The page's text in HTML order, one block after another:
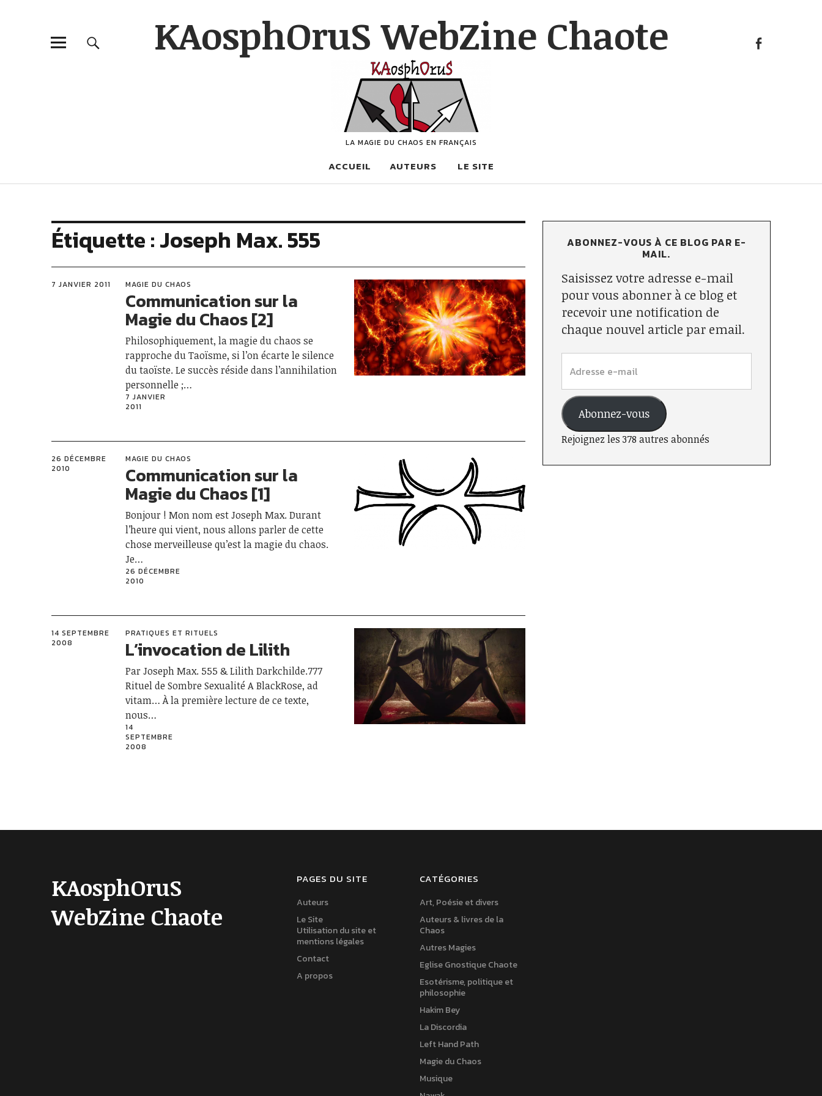
KAosphOruS WebZine Chaote
LA MAGIE DU CHAOS EN FRANÇAIS
ACCUEIL AUTEURS LE SITE
Étiquette :Joseph Max. 555
7 JANVIER 2011 MAGIE DU CHAOS
Communication sur la
Magie du Chaos [2]
Philosophiquement, la magie du chaos se
rapproche du Taoïsme, si l’on écarte le silence
du taoïste. Le succès réside dans l’annihilation
personnelle ;…
7 JANVIER
2011
26 DÉCEMBRE
2010
MAGIE DU CHAOS
Communication sur la
Magie du Chaos [1]
Bonjour ! Mon nom est Joseph Max. Durant
l’heure qui vient, nous allons parler de cette
chose merveilleuse qu’est la magie du chaos.
Je…
26 DÉCEMBRE
2010
14 SEPTEMBRE
2008
PRATIQUES ET RITUELS
L’invocation de Lilith
Par Joseph Max. 555 & Lilith Darkchilde.777
Rituel de Sombre Sexualité A BlackRose, ad
vitam… À la première lecture de ce texte,
nous…
14
SEPTEMBRE
2008
ABONNEZ-VOUS À CE BLOG PAR E-
MAIL.
Saisissez votre adresse e-mail
pour vous abonner à ce blog et
recevoir une notification de
chaque nouvel article par email.
Abonnez-vous
Rejoignez les 378 autres abonnés
KAosphOruS
WebZine Chaote
PAGES DU SITE
Auteurs
Le Site
Utilisation du site et
mentions légales
Contact
A propos
CATÉGORIES
Art, Poésie et divers
Auteurs & livres de la
Chaos
Autres Magies
Eglise Gnostique Chaote
Esotérisme, politique et
philosophie
Hakim Bey
La Discordia
Left Hand Path
Magie du Chaos
Musique